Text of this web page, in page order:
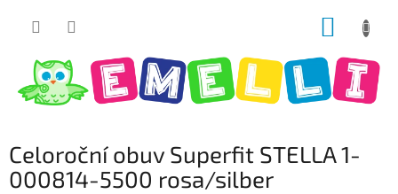
Celoroční obuv Superfit STELLA 1-
000814-5500 rosa/silber